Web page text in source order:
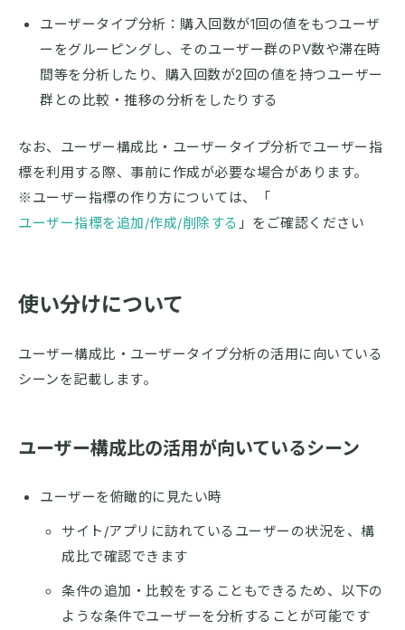
ユーザータイプ分析：購入回数が1回の値をもつユーザ
ーをグルーピングし、そのユーザー群のPV数や滞在時
間等を分析したり、購入回数が2回の値を持つユーザー
群との比較・推移の分析をしたりする
なお、ユーザー構成比・ユーザータイプ分析でユーザー指
標を利用する際、事前に作成が必要な場合があります。
※ユーザー指標の作り方については、「
ユーザー指標を追加/作成/削除する 」をご確認ください
使い分けについて
ユーザー構成比・ユーザータイプ分析の活用に向いている
シーンを記載します。
ユーザー構成比の活用が向いているシーン
ユーザーを俯瞰的に見たい時
サイト/アプリに訪れているユーザーの状況を、構
成比で確認できます
条件の追加・比較をすることもできるため、以下の
ような条件でユーザーを分析することが可能です